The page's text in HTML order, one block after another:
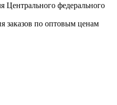
Центрального федерального
заказов по оптовым ценам